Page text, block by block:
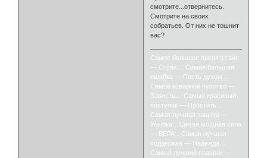
смотрите...отвернитесь.
Смотрите на своих
собратьев. От них не тошнит
вас?
Самое большое препятствие
— Страх… Самая большая
ошибка — Пасть духом…
Самое коварное чувство —
Зависть… Самый красивый
поступок — Простить…
Самая лучшая защита —
Улыбка…Самая мощная сила
— ВЕРА…Самая лучшая
поддержка — Надежда…
Самый лучший подарок —